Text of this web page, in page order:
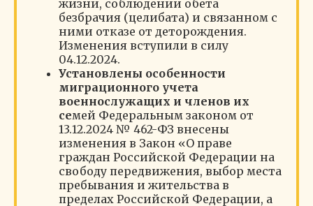
жизни, соблюдении обета
безбрачия (целибата) и связанном с
ними отказе от деторождения.
Изменения вступили в силу
04.12.2024.
Установлены особенности
миграционного учета
военнослужащих и членов их
семей Федеральным законом от
13.12.2024 № 462-ФЗ внесены
изменения в Закон «О праве
граждан Российской Федерации на
свободу передвижения, выбор места
пребывания и жительства в
пределах Российской Федерации, а